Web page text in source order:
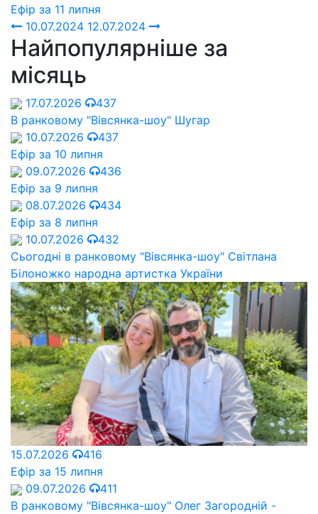
Ефір за 11 липня
10.07.2024 12.07.2024
Найпопулярніше за
місяць
17.07.2026
437
В ранковому "Вівсянка-шоу" Шугар
10.07.2026
437
Ефір за 10 липня
09.07.2026
436
Ефір за 9 липня
08.07.2026
434
Ефір за 8 липня
10.07.2026
432
Сьогодні в ранковому "Вівсянка-шоу" Cвітлана
Білоножко народна артистка України
15.07.2026
416
Ефір за 15 липня
09.07.2026
411
В ранковому "Вівсянка-шоу" Олег Загородній -